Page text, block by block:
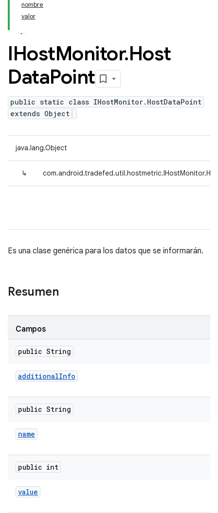
nombre
valor
IHostMonitor.Host
DataPoint
public static class IHostMonitor.HostDataPoint
extends Object
java.lang.Object
↳
Es una clase genérica para los datos que se informarán.
Resumen
Campos
public String
additionalInfo
public String
name
public int
value